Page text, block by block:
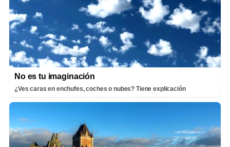
No es tu imaginación
¿Ves caras en enchufes, coches o nubes? Tiene explicación